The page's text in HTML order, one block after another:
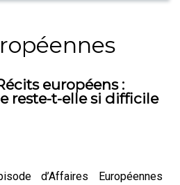
européens :
reste-t-elle si difficile
d’Affaires Européennes